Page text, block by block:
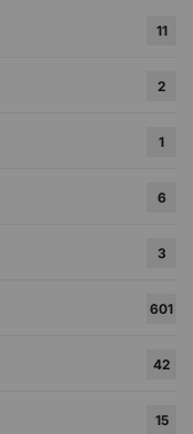
11
2
1
6
3
601
42
15